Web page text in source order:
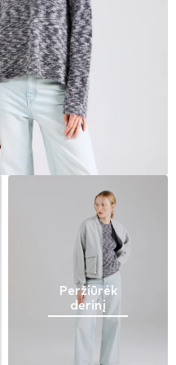
Peržiūrėk
derinį